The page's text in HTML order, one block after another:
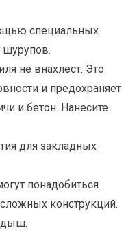
специальных
не внахлест. Это
и предохраняет
и бетон. Нанесите
для закладных
понадобиться
конструкций.